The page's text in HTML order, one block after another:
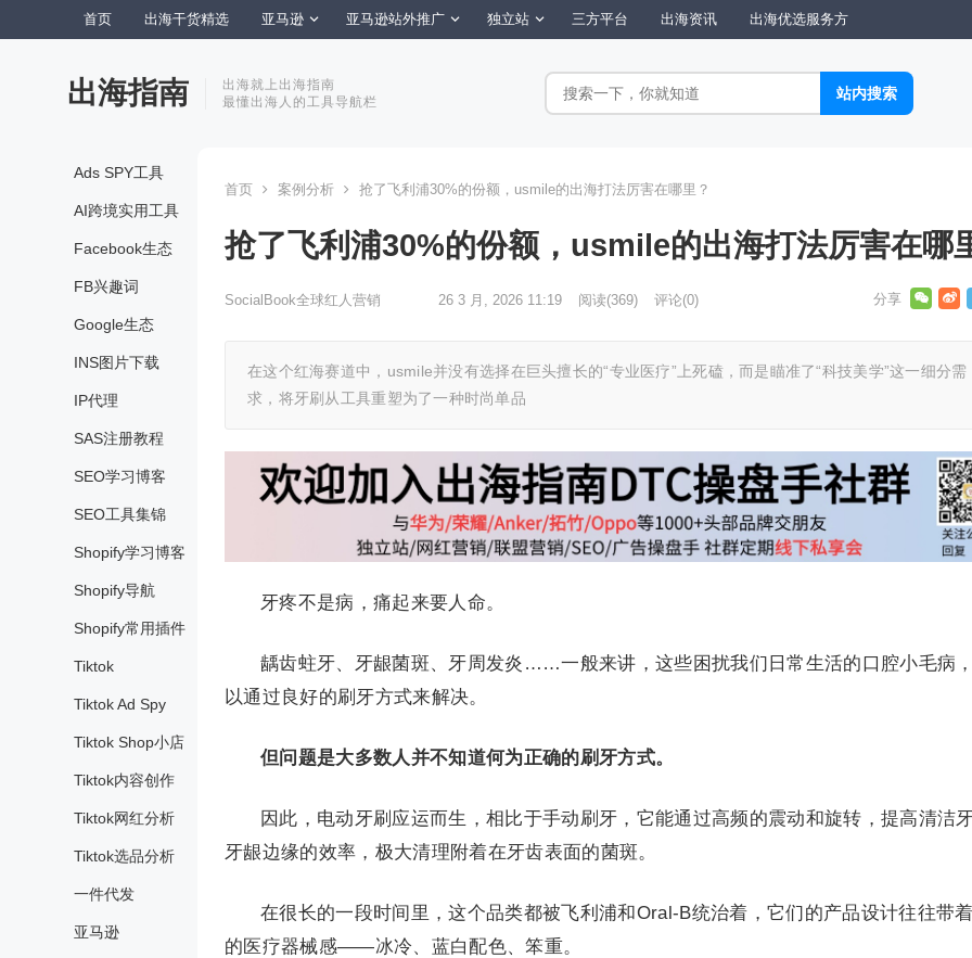
首页 出海干货精选 亚马逊 亚马逊站外推广 独立站 三方平台 出海资讯 出海优选服务方
出海指南
出海就上出海指南
最懂出海人的工具导航栏
Ads SPY工具
AI跨境实用工具
Facebook生态
FB兴趣词
Google生态
INS图片下载
IP代理
SAS注册教程
SEO学习博客
SEO工具集锦
Shopify学习博客
Shopify导航
Shopify常用插件
Tiktok
Tiktok Ad Spy
Tiktok Shop小店
Tiktok内容创作
Tiktok网红分析
Tiktok选品分析
一件代发
亚马逊
首页 案例分析 抢了飞利浦30%的份额，usmile的出海打法厉害在哪里？
抢了飞利浦30%的份额，usmile的出海打法厉害在哪
SocialBook全球红人营销 26 3 月, 2026 11:19 阅读(369) 评论(0)
在这个红海赛道中，usmile并没有选择在巨头擅长的“专业医疗”上死磕，而是瞄准了“科技美学”这一细分需
求，将牙刷从工具重塑为了一种时尚单品
牙疼不是病，痛起来要人命。
龋齿蛀牙、牙龈菌斑、牙周发炎……一般来讲，这些困扰我们日常生活的口腔小毛病
以通过良好的刷牙方式来解决。
但问题是大多数人并不知道何为正确的刷牙方式。
因此，电动牙刷应运而生，相比于手动刷牙，它能通过高频的震动和旋转，提高清洁
牙龈边缘的效率，极大清理附着在牙齿表面的菌斑。
在很长的一段时间里，这个品类都被飞利浦和Oral-B统治着，它们的产品设计往往带
的医疗器械感——冰冷、蓝白配色、笨重。